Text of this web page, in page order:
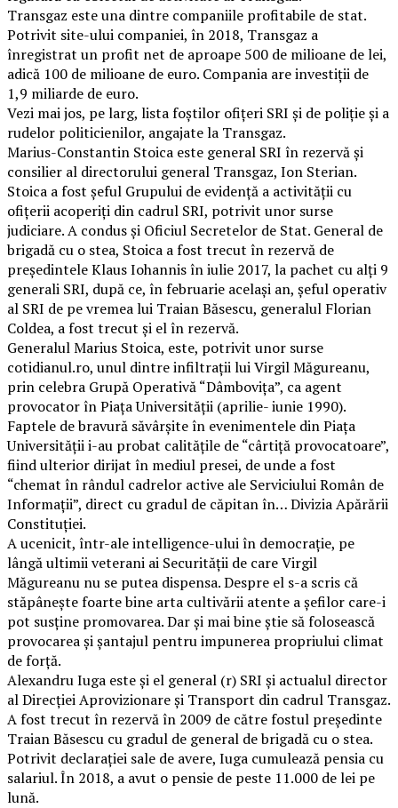
Transgaz este una dintre companiile profitabile de stat.
Potrivit site-ului companiei, în 2018, Transgaz a
înregistrat un profit net de aproape 500 de milioane de lei,
adică 100 de milioane de euro. Compania are investiții de
1,9 miliarde de euro.
Vezi mai jos, pe larg, lista foștilor ofițeri SRI și de poliție și a
rudelor politicienilor, angajate la Transgaz.
Marius-Constantin Stoica este general SRI în rezervă și
consilier al directorului general Transgaz, Ion Sterian.
Stoica a fost șeful Grupului de evidenţă a activităţii cu
ofiţerii acoperiţi din cadrul SRI, potrivit unor surse
judiciare. A condus și Oficiul Secretelor de Stat. General de
brigadă cu o stea, Stoica a fost trecut în rezervă de
președintele Klaus Iohannis în iulie 2017, la pachet cu alți 9
generali SRI, după ce, în februarie același an, șeful operativ
al SRI de pe vremea lui Traian Băsescu, generalul Florian
Coldea, a fost trecut și el în rezervă.
Generalul Marius Stoica, este, potrivit unor surse
cotidianul.ro, unul dintre infiltraţii lui Virgil Măgureanu,
prin celebra Grupă Operativă “Dâmboviţa”, ca agent
provocator în Piaţa Universităţii (aprilie- iunie 1990).
Faptele de bravură săvârşite în evenimentele din Piaţa
Universităţii i-au probat calităţile de “cârtiţă provocatoare”,
fiind ulterior dirijat în mediul presei, de unde a fost
“chemat în rândul cadrelor active ale Serviciului Român de
Informaţii”, direct cu gradul de căpitan în… Divizia Apărării
Constituţiei.
A ucenicit, într-ale intelligence-ului în democraţie, pe
lângă ultimii veterani ai Securităţii de care Virgil
Măgureanu nu se putea dispensa. Despre el s-a scris că
stăpâneşte foarte bine arta cultivării atente a şefilor care-i
pot susţine promovarea. Dar şi mai bine ştie să folosească
provocarea şi şantajul pentru impunerea propriului climat
de forţă.
Alexandru Iuga este și el general (r) SRI și actualul director
al Direcției Aprovizionare și Transport din cadrul Transgaz.
A fost trecut în rezervă în 2009 de către fostul președinte
Traian Băsescu cu gradul de general de brigadă cu o stea.
Potrivit declarației sale de avere, Iuga cumulează pensia cu
salariul. În 2018, a avut o pensie de peste 11.000 de lei pe
lună.